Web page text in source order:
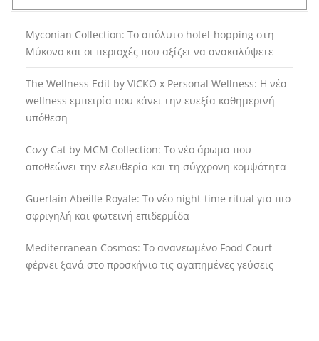
Myconian Collection: Το απόλυτο hotel-hopping στη
Μύκονο και οι περιοχές που αξίζει να ανακαλύψετε
The Wellness Edit by VICKO x Personal Wellness: Η νέα
wellness εμπειρία που κάνει την ευεξία καθημερινή
υπόθεση
Cozy Cat by MCM Collection: Το νέο άρωμα που
αποθεώνει την ελευθερία και τη σύγχρονη κομψότητα
Guerlain Abeille Royale: Το νέο night-time ritual για πιο
σφριγηλή και φωτεινή επιδερμίδα
Mediterranean Cosmos: Το ανανεωμένο Food Court
φέρνει ξανά στο προσκήνιο τις αγαπημένες γεύσεις